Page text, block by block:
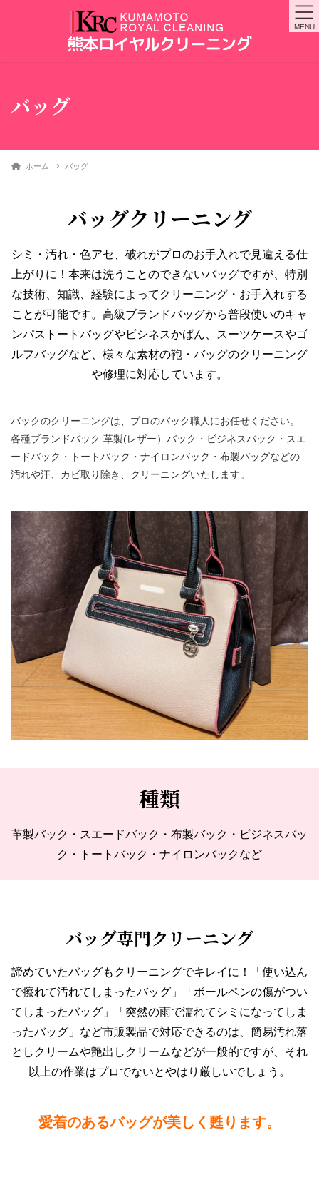
バッグ
ホーム バッグ
バッグクリーニング
シミ・汚れ・色アセ、破れがプロのお手入れで見違える仕
上がりに！本来は洗うことのできないバッグですが、特別
な技術、知識、経験によってクリーニング・お手入れする
ことが可能です。高級ブランドバッグから普段使いのキャ
ンパストートバッグやビシネスかばん、スーツケースやゴ
ルフバッグなど、様々な素材の鞄・バッグのクリーニング
や修理に対応しています。
バックのクリーニングは、プロのバック職人にお任せください。
各種ブランドバック 革製(レザー）バック・ビジネスバック・スエ
ードバック・トートバック・ナイロンバック・布製バッグなどの
汚れや汗、カビ取り除き、クリーニングいたします。
種類
革製バック・スエードバック・布製バック・ビジネスバッ
ク・トートバック・ナイロンバックなど
バッグ専門クリーニング
諦めていたバッグもクリーニングでキレイに！「使い込ん
で擦れて汚れてしまったバッグ」「ボールペンの傷がつい
てしまったバッグ」「突然の雨で濡れてシミになってしま
ったバッグ」など市販製品で対応できるのは、簡易汚れ落
としクリームや艶出しクリームなどが一般的ですが、それ
以上の作業はプロでないとやはり厳しいでしょう。
愛着のあるバッグが美しく甦ります。
MENU